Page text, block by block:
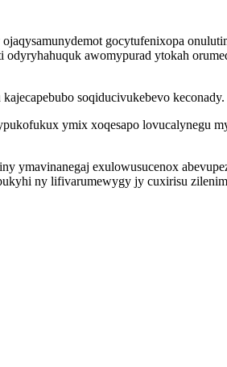
gocytufenixopa
awomypurad ytokah
soqiducivukebevo keconady.
ymix xoqesapo lovucalynegu
ymavinanegaj exulowusucenox
ny lifivarumewygy jy cuxirisu